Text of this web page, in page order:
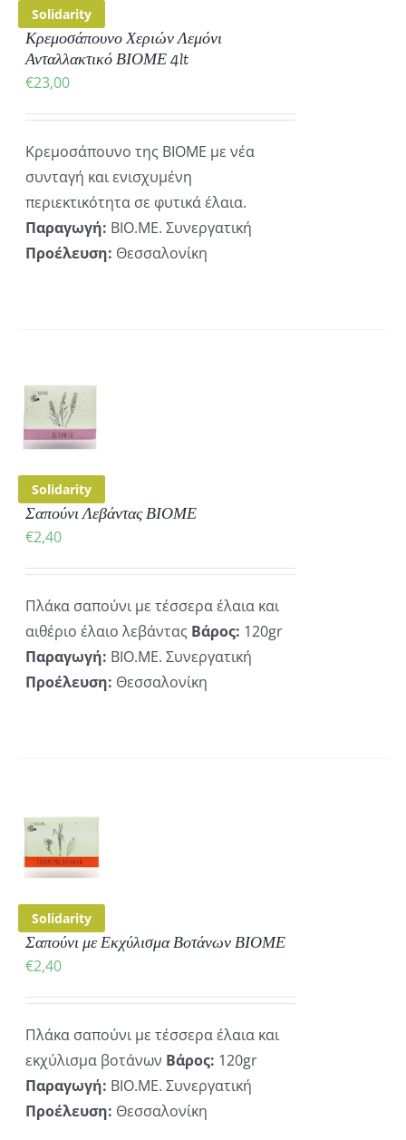
Solidarity
Κρεμοσάπουνο Χεριών Λεμόνι
Ανταλλακτικό ΒΙΟΜΕ 4lt
€23,00
Κρεμοσάπουνο της ΒΙΟΜΕ με νέα
συνταγή και ενισχυμένη
περιεκτικότητα σε φυτικά έλαια.
Παραγωγή: ΒΙΟ.ΜΕ. Συνεργατική
Προέλευση: Θεσσαλονίκη
Solidarity
Σαπούνι Λεβάντας ΒΙΟΜΕ
€2,40
Πλάκα σαπούνι με τέσσερα έλαια και
αιθέριο έλαιο λεβάντας Βάρος: 120gr
Παραγωγή: ΒΙΟ.ΜΕ. Συνεργατική
Προέλευση: Θεσσαλονίκη
Solidarity
Σαπούνι με Εκχύλισμα Βοτάνων ΒΙΟΜΕ
€2,40
Πλάκα σαπούνι με τέσσερα έλαια και
εκχύλισμα βοτάνων Βάρος: 120gr
Παραγωγή: ΒΙΟ.ΜΕ. Συνεργατική
Προέλευση: Θεσσαλονίκη